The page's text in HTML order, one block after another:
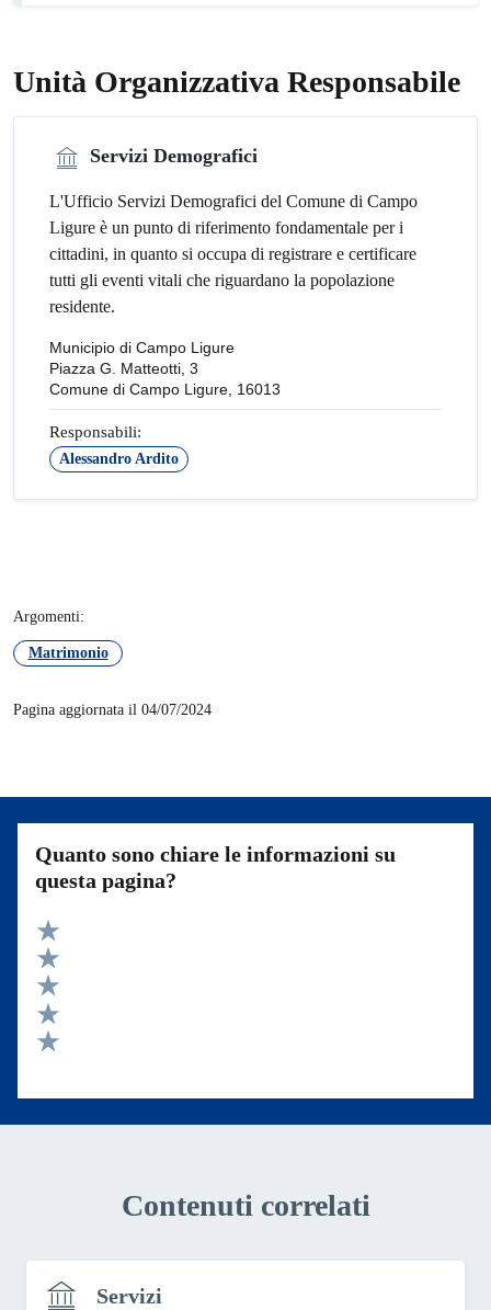
Unità Organizzativa Responsabile
Servizi Demografici
L'Ufficio Servizi Demografici del Comune di Campo
Ligure è un punto di riferimento fondamentale per i
cittadini, in quanto si occupa di registrare e certificare
tutti gli eventi vitali che riguardano la popolazione
residente.
Municipio di Campo Ligure
Piazza G. Matteotti, 3
Comune di Campo Ligure, 16013
Responsabili:
Alessandro Ardito
Argomenti:
Matrimonio
Pagina aggiornata il 04/07/2024
Quanto sono chiare le informazioni su
questa pagina?
Valuta 5 stelle su 5
Valuta 4 stelle su 5
Valuta 3 stelle su 5
Valuta 2 stelle su 5
Contenuti correlati
Servizi